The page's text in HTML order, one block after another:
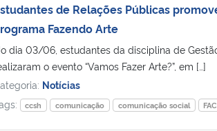
de Relações Públicas
Fazendo Arte
dia 03/06, estudantes da disciplina de
o evento “Vamos Fazer Arte?”, em […]
Notícias
ccsh comunicação comunicação social